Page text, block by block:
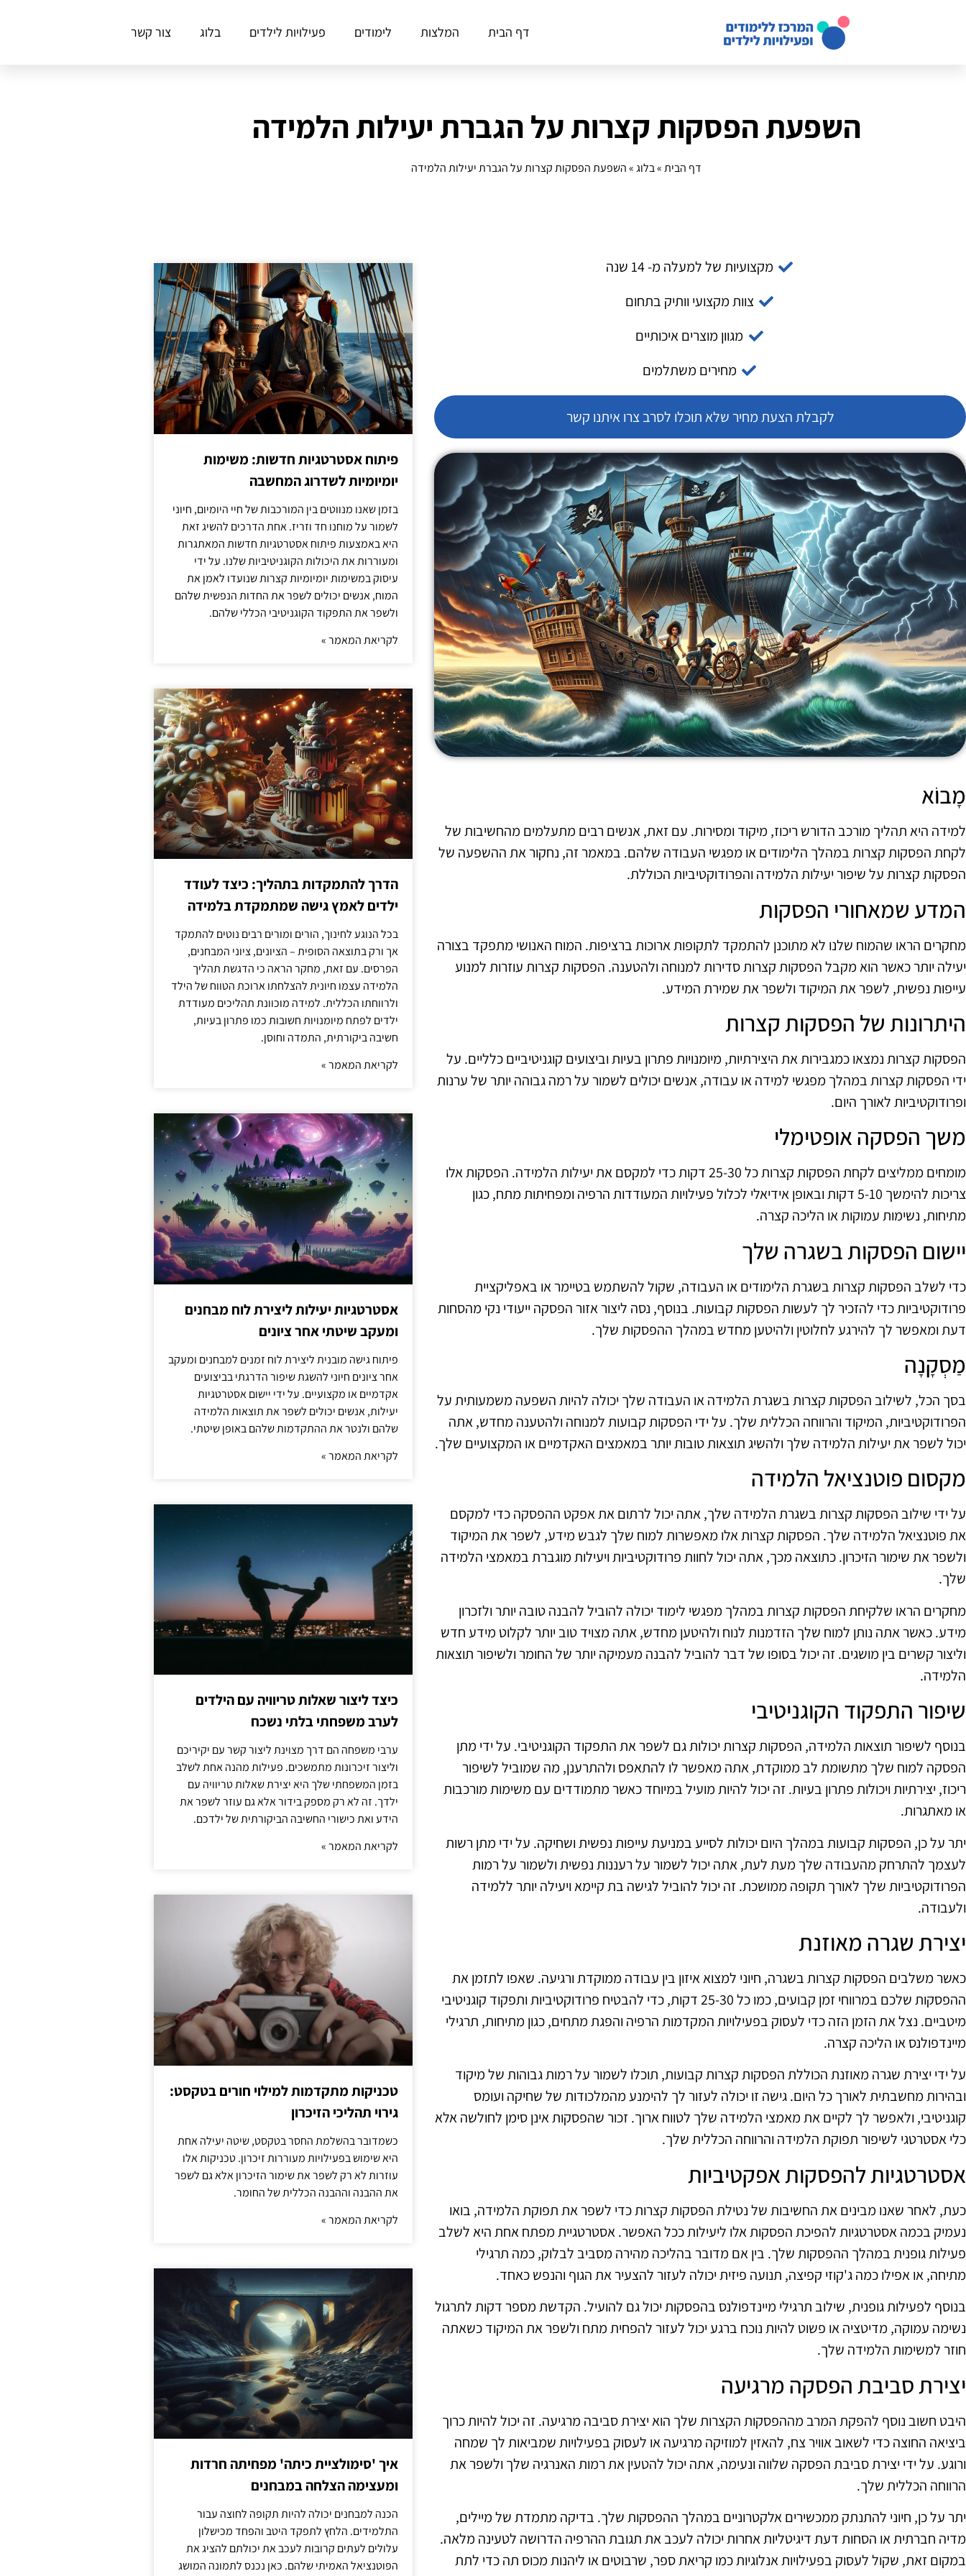
דף הבית המלצות לימודים פעילויות לילדים בלוג צור קשר
השפעת הפסקות קצרות על הגברת יעילות הלמידה
דף הבית»בלוג»השפעת הפסקות קצרות על הגברת יעילות הלמידה
מקצועיות של למעלה מ- 14 שנה
צוות מקצועי וותיק בתחום
מגוון מוצרים איכותיים
מחירים משתלמים
לקבלת הצעת מחיר שלא תוכלו לסרב צרו איתנו קשר
מָבוֹא
למידה היא תהליך מורכב הדורש ריכוז, מיקוד ומסירות. עם זאת, אנשים רבים מתעלמים מהחשיבות של
לקחת הפסקות קצרות במהלך הלימודים או מפגשי העבודה שלהם. במאמר זה, נחקור את ההשפעה של
הפסקות קצרות על שיפור יעילות הלמידה והפרודוקטיביות הכוללת.
המדע שמאחורי הפסקות
מחקרים הראו שהמוח שלנו לא מתוכנן להתמקד לתקופות ארוכות ברציפות. המוח האנושי מתפקד בצורה
יעילה יותר כאשר הוא מקבל הפסקות קצרות סדירות למנוחה ולהטענה. הפסקות קצרות עוזרות למנוע
עייפות נפשית, לשפר את המיקוד ולשפר את שמירת המידע.
היתרונות של הפסקות קצרות
הפסקות קצרות נמצאו כמגבירות את היצירתיות, מיומנויות פתרון בעיות וביצועים קוגניטיביים כלליים. על
ידי הפסקות קצרות במהלך מפגשי למידה או עבודה, אנשים יכולים לשמור על רמה גבוהה יותר של ערנות
ופרודוקטיביות לאורך היום.
משך הפסקה אופטימלי
מומחים ממליצים לקחת הפסקות קצרות כל 25-30 דקות כדי למקסם את יעילות הלמידה. הפסקות אלו
צריכות להימשך 5-10 דקות ובאופן אידיאלי לכלול פעילויות המעודדות הרפיה ומפחיתות מתח, כגון
מתיחות, נשימות עמוקות או הליכה קצרה.
יישום הפסקות בשגרה שלך
כדי לשלב הפסקות קצרות בשגרת הלימודים או העבודה, שקול להשתמש בטיימר או באפליקציית
פרודוקטיביות כדי להזכיר לך לעשות הפסקות קבועות. בנוסף, נסה ליצור אזור הפסקה ייעודי נקי מהסחות
דעת ומאפשר לך להירגע לחלוטין ולהיטען מחדש במהלך ההפסקות שלך.
מַסְקָנָה
בסך הכל, לשילוב הפסקות קצרות בשגרת הלמידה או העבודה שלך יכולה להיות השפעה משמעותית על
הפרודוקטיביות, המיקוד והרווחה הכללית שלך. על ידי הפסקות קבועות למנוחה ולהטענה מחדש, אתה
יכול לשפר את יעילות הלמידה שלך ולהשיג תוצאות טובות יותר במאמצים האקדמיים או המקצועיים שלך.
מקסום פוטנציאל הלמידה
על ידי שילוב הפסקות קצרות בשגרת הלמידה שלך, אתה יכול לרתום את אפקט ההפסקה כדי למקסם
את פוטנציאל הלמידה שלך. הפסקות קצרות אלו מאפשרות למוח שלך לגבש מידע, לשפר את המיקוד
ולשפר את שימור הזיכרון. כתוצאה מכך, אתה יכול לחוות פרודוקטיביות ויעילות מוגברת במאמצי הלמידה
שלך.
מחקרים הראו שלקיחת הפסקות קצרות במהלך מפגשי לימוד יכולה להוביל להבנה טובה יותר ולזכרון
מידע. כאשר אתה נותן למוח שלך הזדמנות לנוח ולהיטען מחדש, אתה מצויד טוב יותר לקלוט מידע חדש
וליצור קשרים בין מושגים. זה יכול בסופו של דבר להוביל להבנה מעמיקה יותר של החומר ולשיפור תוצאות
הלמידה.
שיפור התפקוד הקוגניטיבי
בנוסף לשיפור תוצאות הלמידה, הפסקות קצרות יכולות גם לשפר את התפקוד הקוגניטיבי. על ידי מתן
הפסקה למוח שלך מתשומת לב ממוקדת, אתה מאפשר לו להתאפס ולהתרענן, מה שמוביל לשיפור
ריכוז, יצירתיות ויכולות פתרון בעיות. זה יכול להיות מועיל במיוחד כאשר מתמודדים עם משימות מורכבות
או מאתגרות.
יתר על כן, הפסקות קבועות במהלך היום יכולות לסייע במניעת עייפות נפשית ושחיקה. על ידי מתן רשות
לעצמך להתרחק מהעבודה שלך מעת לעת, אתה יכול לשמור על רעננות נפשית ולשמור על רמות
הפרודוקטיביות שלך לאורך תקופה ממושכת. זה יכול להוביל לגישה בת קיימא ויעילה יותר ללמידה
ולעבודה.
יצירת שגרה מאוזנת
כאשר משלבים הפסקות קצרות בשגרה, חיוני למצוא איזון בין עבודה ממוקדת ורגיעה. שאפו לתזמן את
ההפסקות שלכם במרווחי זמן קבועים, כמו כל 25-30 דקות, כדי להבטיח פרודוקטיביות ותפקוד קוגניטיבי
מיטביים. נצל את הזמן הזה כדי לעסוק בפעילויות המקדמות הרפיה והפגת מתחים, כגון מתיחות, תרגילי
מיינדפולנס או הליכה קצרה.
על ידי יצירת שגרה מאוזנת הכוללת הפסקות קצרות קבועות, תוכלו לשמור על רמות גבוהות של מיקוד
ובהירות מחשבתית לאורך כל היום. גישה זו יכולה לעזור לך להימנע מהמלכודות של שחיקה ועומס
קוגניטיבי, ולאפשר לך לקיים את מאמצי הלמידה שלך לטווח ארוך. זכור שהפסקות אינן סימן לחולשה אלא
כלי אסטרטגי לשיפור תפוקת הלמידה והרווחה הכללית שלך.
אסטרטגיות להפסקות אפקטיביות
כעת, לאחר שאנו מבינים את החשיבות של נטילת הפסקות קצרות כדי לשפר את תפוקת הלמידה, בואו
נעמיק בכמה אסטרטגיות להפיכת הפסקות אלו ליעילות ככל האפשר. אסטרטגיית מפתח אחת היא לשלב
פעילות גופנית במהלך ההפסקות שלך. בין אם מדובר בהליכה מהירה מסביב לבלוק, כמה תרגילי
מתיחה, או אפילו כמה ג'קוזי קפיצה, תנועה פיזית יכולה לעזור להצעיר את הגוף והנפש כאחד.
בנוסף לפעילות גופנית, שילוב תרגילי מיינדפולנס בהפסקות יכול גם להועיל. הקדשת מספר דקות לתרגול
נשימה עמוקה, מדיטציה או פשוט להיות נוכח ברגע יכול לעזור להפחית מתח ולשפר את המיקוד כשאתה
חוזר למשימות הלמידה שלך.
יצירת סביבת הפסקה מרגיעה
היבט חשוב נוסף להפקת המרב מההפסקות הקצרות שלך הוא יצירת סביבה מרגיעה. זה יכול להיות כרוך
ביציאה החוצה כדי לשאוב אוויר צח, להאזין למוזיקה מרגיעה או לעסוק בפעילויות שמביאות לך שמחה
ורוגע. על ידי יצירת סביבת הפסקה שלווה ונעימה, אתה יכול להטעין את רמות האנרגיה שלך ולשפר את
הרווחה הכללית שלך.
יתר על כן, חיוני להתנתק ממכשירים אלקטרוניים במהלך ההפסקות שלך. בדיקה מתמדת של מיילים,
מדיה חברתית או הסחות דעת דיגיטליות אחרות יכולה לעכב את תגובת ההרפיה הדרושה לטעינה מלאה.
במקום זאת, שקול לעסוק בפעילויות אנלוגיות כמו קריאת ספר, שרבוטים או ליהנות מכוס תה כדי לתת
פיתוח אסטרטגיות חדשות: משימות
יומיומיות לשדרוג המחשבה
בזמן שאנו מנווטים בין המורכבות של חיי היומיום, חיוני
לשמור על מוחנו חד וזריז. אחת הדרכים להשיג זאת
היא באמצעות פיתוח אסטרטגיות חדשות המאתגרות
ומעוררות את היכולות הקוגניטיביות שלנו. על ידי
עיסוק במשימות יומיומיות קצרות שנועדו לאמן את
המוח, אנשים יכולים לשפר את החדות הנפשית שלהם
ולשפר את התפקוד הקוגניטיבי הכללי שלהם.
לקריאת המאמר »
הדרך להתמקדות בתהליך: כיצד לעודד
ילדים לאמץ גישה שמתמקדת בלמידה
בכל הנוגע לחינוך, הורים ומורים רבים נוטים להתמקד
אך ורק בתוצאה הסופית – הציונים, ציוני המבחנים,
הפרסים. עם זאת, מחקר הראה כי הדגשת תהליך
הלמידה עצמו חיונית להצלחתו ארוכת הטווח של הילד
ולרווחתו הכללית. למידה מוכוונת תהליכים מעודדת
ילדים לפתח מיומנויות חשובות כמו פתרון בעיות,
חשיבה ביקורתית, התמדה וחוסן.
לקריאת המאמר »
אסטרטגיות יעילות ליצירת לוח מבחנים
ומעקב שיטתי אחר ציונים
פיתוח גישה מובנית ליצירת לוח זמנים למבחנים ומעקב
אחר ציונים חיוני להשגת שיפור הדרגתי בביצועים
אקדמיים או מקצועיים. על ידי יישום אסטרטגיות
יעילות, אנשים יכולים לשפר את תוצאות הלמידה
שלהם ולנטר את ההתקדמות שלהם באופן שיטתי.
לקריאת המאמר »
כיצד ליצור שאלות טריוויה עם הילדים
לערב משפחתי בלתי נשכח
ערבי משפחה הם דרך מצוינת ליצור קשר עם יקיריכם
וליצור זיכרונות מתמשכים. פעילות מהנה אחת לשלב
בזמן המשפחתי שלך היא יצירת שאלות טריוויה עם
ילדך. זה לא רק מספק בידור אלא גם עוזר לשפר את
הידע ואת כישורי החשיבה הביקורתית של ילדכם.
לקריאת המאמר »
טכניקות מתקדמות למילוי חורים בטקסט:
גירוי תהליכי הזיכרון
כשמדובר בהשלמת החסר בטקסט, שיטה יעילה אחת
היא שימוש בפעילויות מעוררות זיכרון. טכניקות אלו
עוזרות לא רק לשפר את שימור הזיכרון אלא גם לשפר
את ההבנה וההבנה הכללית של החומר.
לקריאת המאמר »
איך 'סימולציית כיתה' מפחיתה חרדות
ומעצימה הצלחה במבחנים
הכנה למבחנים יכולה להיות תקופה לחוצה עבור
התלמידים. הלחץ לתפקד היטב והפחד מכישלון
עלולים לעתים קרובות לעכב את יכולתם להציג את
הפוטנציאל האמיתי שלהם. כאן נכנס לתמונה המושג